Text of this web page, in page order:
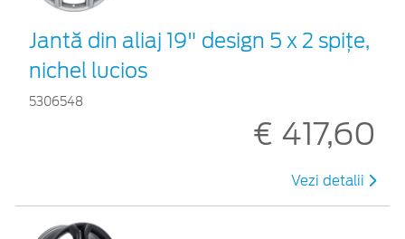
Jantă din aliaj 19" design 5 x 2 spiţe,
nichel lucios
5306548
€ 417,60
Vezi detalii